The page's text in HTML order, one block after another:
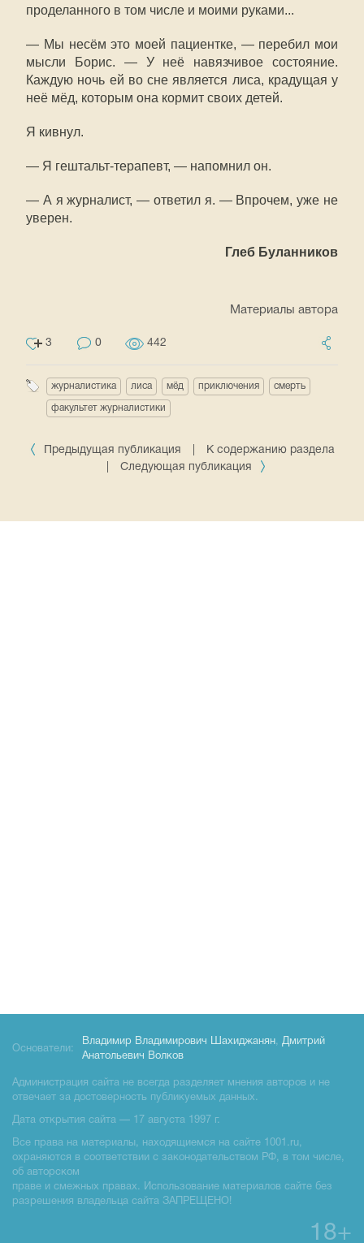
проделанного в том числе и моими руками...
— Мы несём это моей пациентке, — перебил мои
мысли Борис. — У неё навязчивое состояние.
Каждую ночь ей во сне является лиса, крадущая у
неё мёд, которым она кормит своих детей.
Я кивнул.
— Я гештальт-терапевт, — напомнил он.
— А я журналист, — ответил я. — Впрочем, уже не
уверен.
Глеб Буланников
Материалы автора
3 0 442
журналистика лиса мёд приключения смерть
факультет журналистики
Предыдущая публикация
К содержанию раздела
Следующая публикация
Основатели:
Владимир Владимирович Шахиджанян, Дмитрий
Анатольевич Волков
Администрация сайта не всегда разделяет мнения авторов и не
отвечает за достоверность публикуемых данных.
Дата открытия сайта — 17 августа 1997 г.
Все права на материалы, находящиемся на сайте 1001.ru,
охраняются в соответствии с законодательством РФ, в том числе,
об авторском
праве и смежных правах. Использование материалов сайте без
разрешения владельца сайта ЗАПРЕЩЕНО!
18+